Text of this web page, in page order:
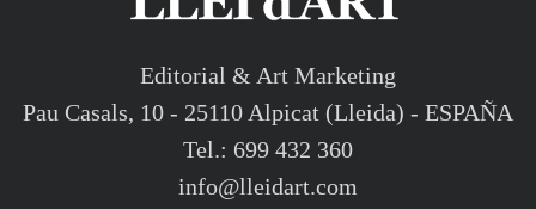
Editorial & Art Marketing
Pau Casals, 10 - 25110 Alpicat (Lleida) - ESPAÑA
Tel.: 699 432 360
info@lleidart.com